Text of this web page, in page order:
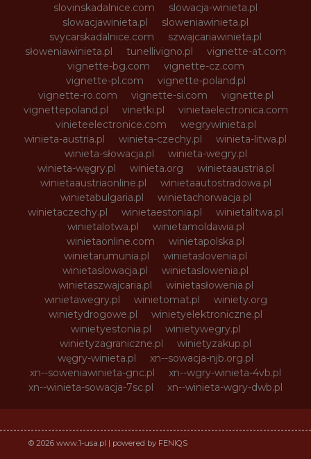
slovinskadalnice.com
slowacja-winieta.pl
slowacjawinieta.pl
sloweniawinieta.pl
svycarskadalnice.com
szwajcariawinieta.pl
słoweniawinieta.pl
tunellivigno.pl
vignette-at.com
vignette-bg.com
vignette-cz.com
vignette-pl.com
vignette-poland.pl
vignette-ro.com
vignette-si.com
vignette.pl
vignettepoland.pl
vinetki.pl
vinietaelectronica.com
vinieteelectronice.com
wegrywinieta.pl
winieta-austria.pl
winieta-czechy.pl
winieta-litwa.pl
winieta-słowacja.pl
winieta-wegry.pl
winieta-węgry.pl
winieta.org
winietaaustria.pl
winietaaustriaonline.pl
winietaautostradowa.pl
winietabulgaria.pl
winietachorwacja.pl
winietaczechy.pl
winietaestonia.pl
winietalitwa.pl
winietalotwa.pl
winietamoldawia.pl
winietaonline.com
winietapolska.pl
winietarumunia.pl
winietaslovenia.pl
winietaslowacja.pl
winietaslowenia.pl
winietaszwajcaria.pl
winietasłowenia.pl
winietawegry.pl
winietomat.pl
winiety.org
winietydrogowe.pl
winietyelektroniczne.pl
winietyestonia.pl
winietywegry.pl
winietyzagraniczne.pl
winietyzakup.pl
węgry-winieta.pl
xn--sowacja-njb.org.pl
xn--soweniawinieta-gnc.pl
xn--wgry-winieta-4vb.pl
xn--winieta-sowacja-7sc.pl
xn--winieta-wgry-dwb.pl
© 2026 www.1-usa.pl | powered by FENIQS